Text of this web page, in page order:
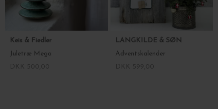
Keis & Fiedler
Juletræ Mega
LANGKILDE & SØN
Adventskalender